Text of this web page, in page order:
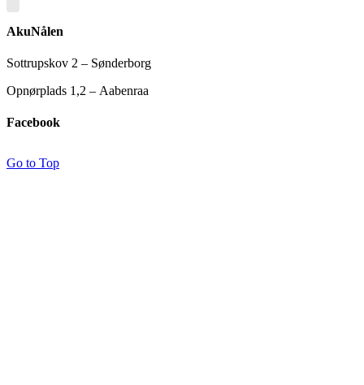
AkuNålen
Sottrupskov 2 – Sønderborg
Opnørplads 1,2 – Aabenraa
Facebook
Go to Top